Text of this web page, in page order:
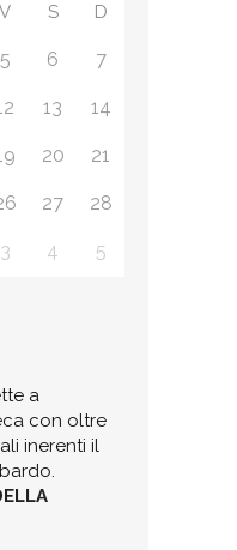
V S D
5 6 7
13 14
20 21
27 28
3 4 5
a
con oltre
inerenti il